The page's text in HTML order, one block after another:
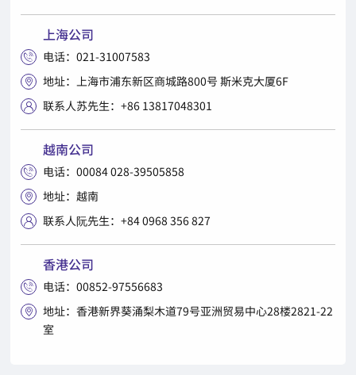
上海公司
 电话：021-31007583
 地址：上海市浦东新区商城路800号 斯米克大厦6F
 联系人苏先生：+86 13817048301
越南公司
 电话：00084 028-39505858
 地址：越南
 联系人阮先生：+84 0968 356 827
香港公司
 电话：00852-97556683

地址：香港新界葵涌梨木道79号亚洲贸易中心28楼2821-22
室